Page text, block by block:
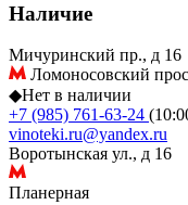
Наличие
Мичуринский пр., д 16
Ломоносовский
◆Нет в наличии
+7 (985) 761-63-24
vinoteki.ru@yandex.ru
Воротынская ул., д 16
Планерная